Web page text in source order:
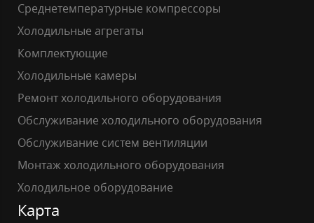
Среднетемпературные компрессоры
Холодильные агрегаты
Комплектующие
Холодильные камеры
Ремонт холодильного оборудования
Обслуживание холодильного оборудования
Обслуживание систем вентиляции
Монтаж холодильного оборудования
Холодильное оборудование
Карта